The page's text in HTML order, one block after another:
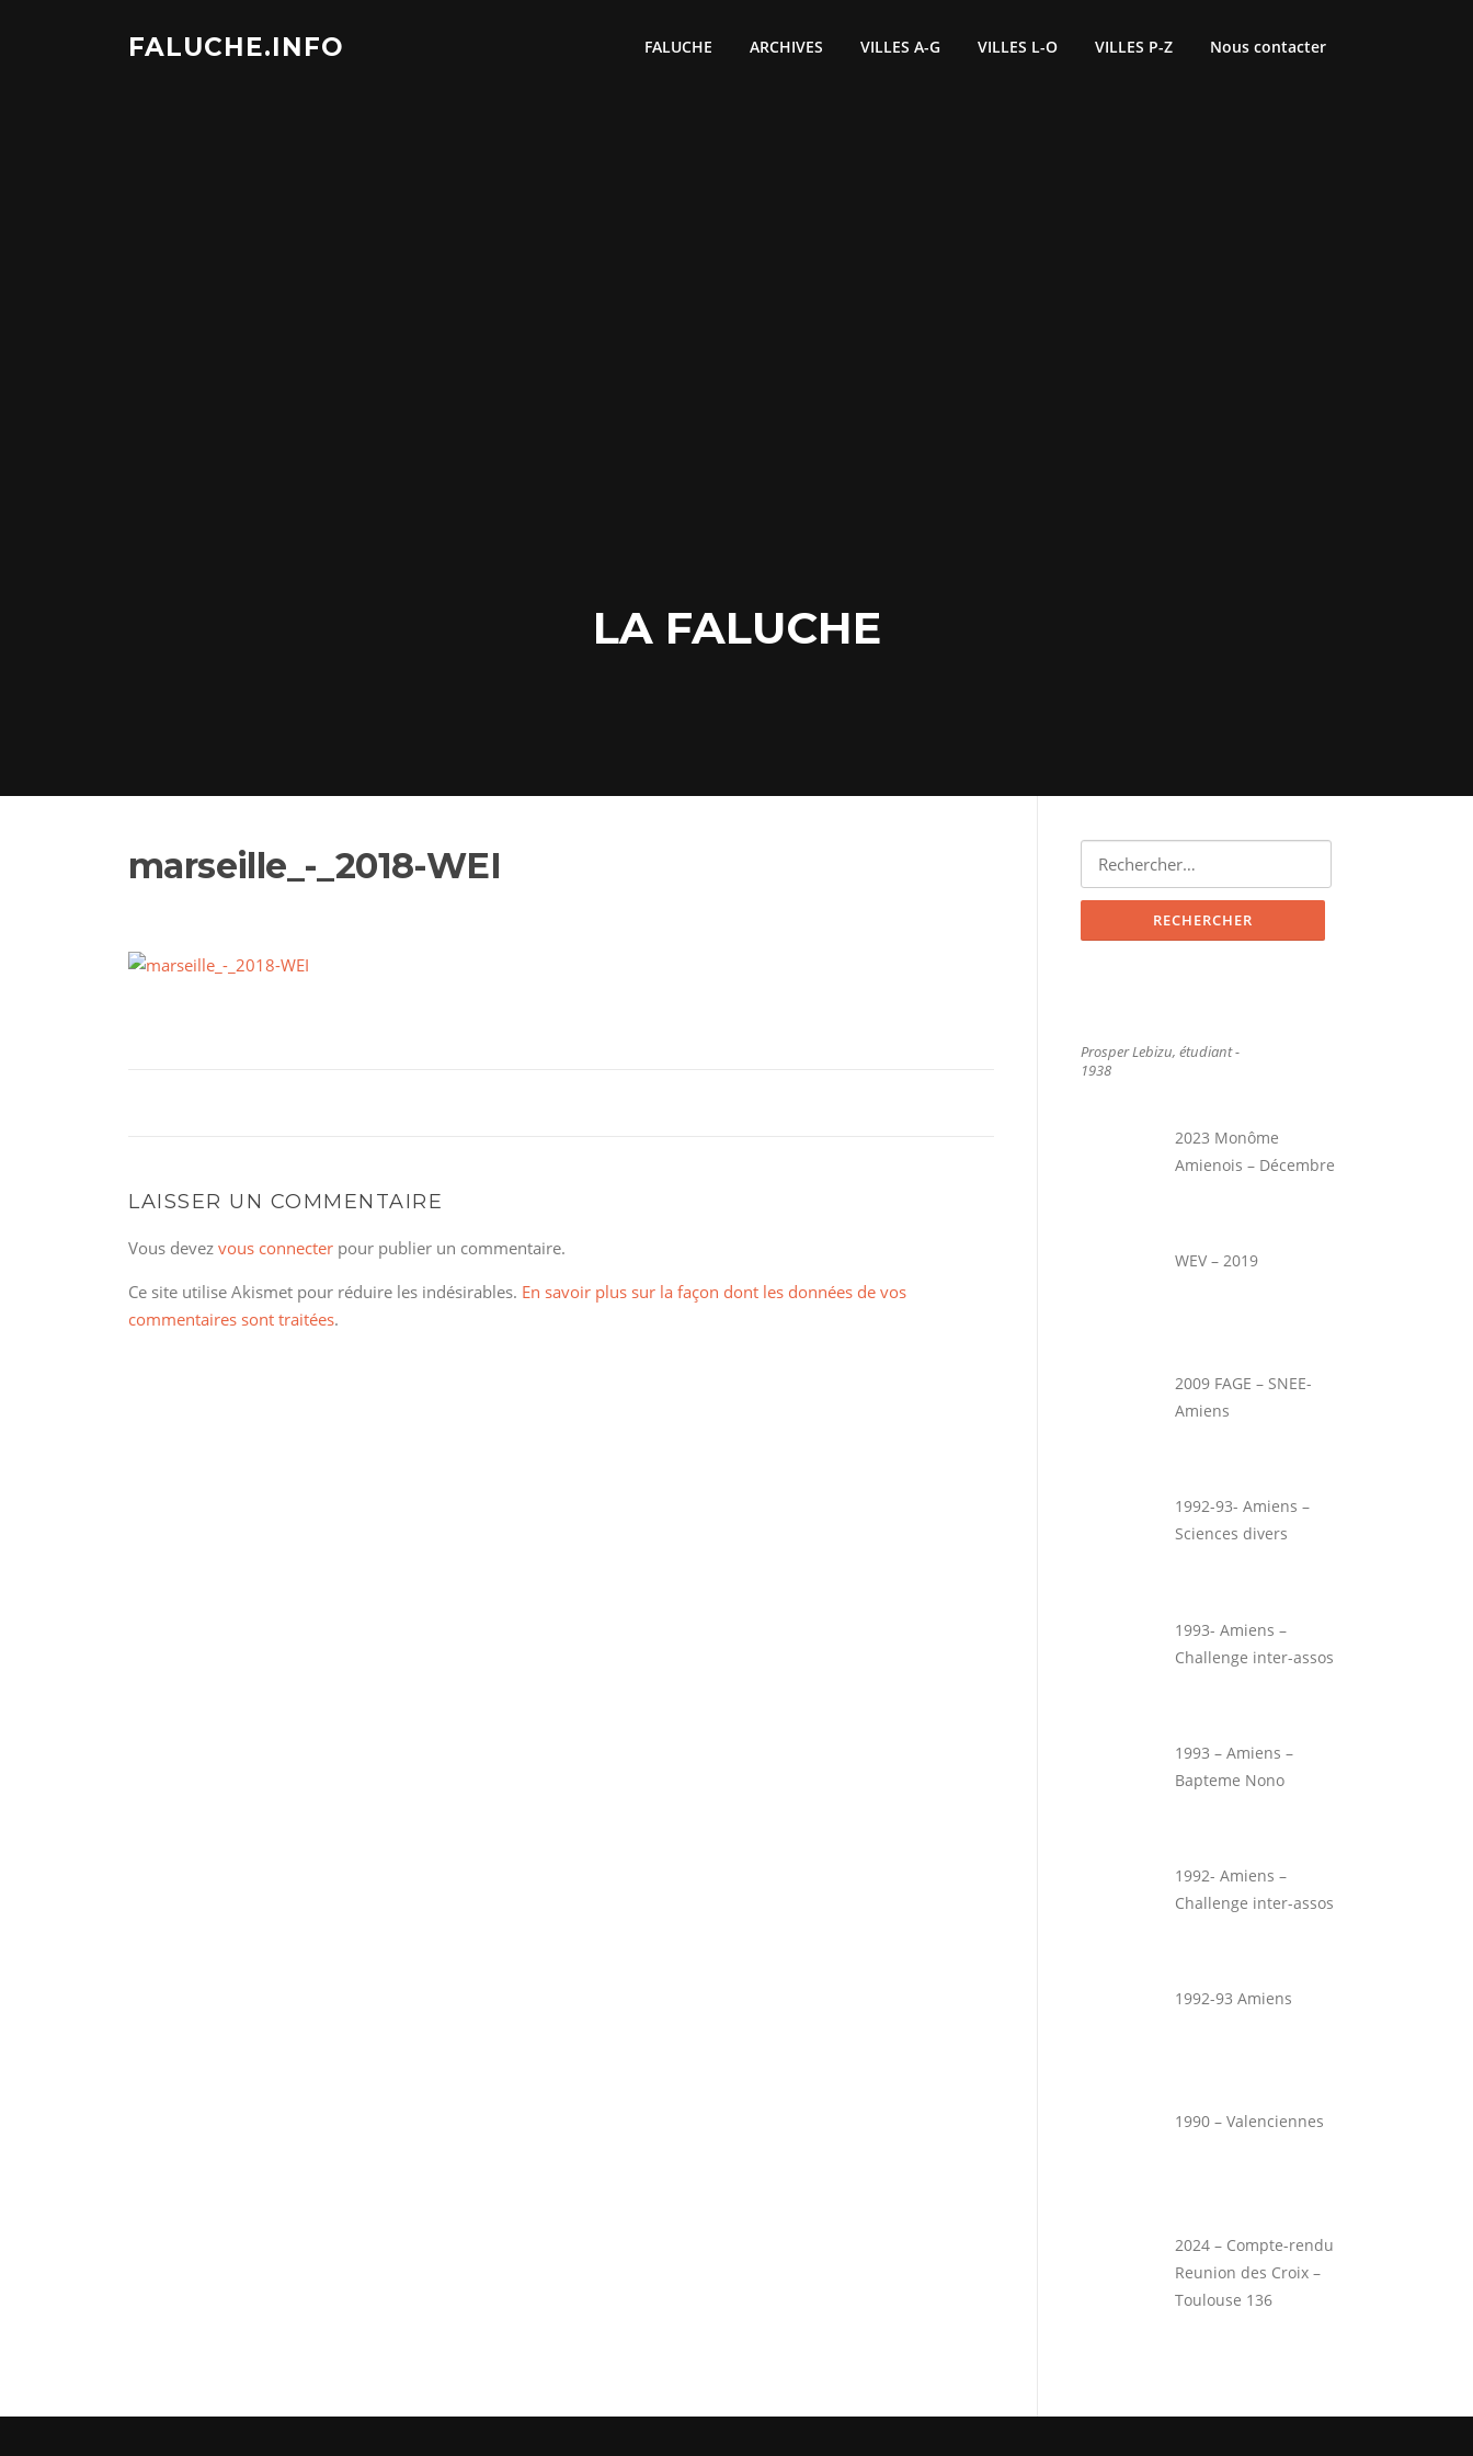
FALUCHE.INFO FALUCHE ARCHIVES VILLES A-G VILLES L-O VILLES P-Z Nous contacter
LA FALUCHE
marseille_-_2018-WEI
LAISSER UN COMMENTAIRE
Vous devez vous connecter pour publier un commentaire.
Ce site utilise Akismet pour réduire les indésirables. En savoir plus sur la façon dont les données de vos
commentaires sont traitées.
Prosper Lebizu, étudiant -
1938
2023 Monôme
Amienois – Décembre
WEV – 2019
2009 FAGE – SNEE-
Amiens
1992-93- Amiens –
Sciences divers
1993- Amiens –
Challenge inter-assos
1993 – Amiens –
Bapteme Nono
1992- Amiens –
Challenge inter-assos
1992-93 Amiens
1990 – Valenciennes
2024 – Compte-rendu
Reunion des Croix –
Toulouse 136